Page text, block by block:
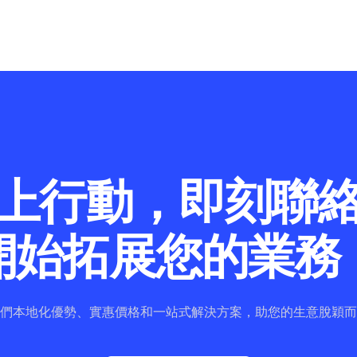
行動，即刻
始拓展您的業務
本地化優勢、實惠價格和一站式解決方案，助您的生意脫穎